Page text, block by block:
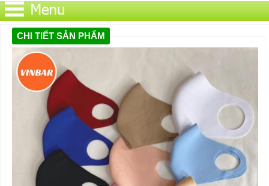
CHI TIẾT SẢN PHẨM